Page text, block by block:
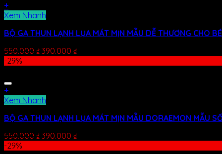
+
Xem Nhanh
BỘ GA THUN LẠNH LỤA MÁT MỊN MẪU DỄ THƯƠNG CHO
550.000 ₫ 390.000 ₫
-29%
+
Xem Nhanh
BỘ GA THUN LẠNH LỤA MÁT MỊN MẪU DORAEMON MẪU
550.000 ₫ 390.000 ₫
-29%